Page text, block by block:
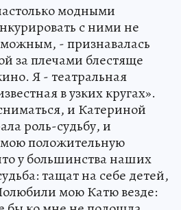
модными
с ними не
- признавалась
за плечами блестяще
Я - театральная
в узких кругах».
и Катериной
роль-судьбу, и
положительную
у большинства наших
тащат на себе детей,
мою Катю везде: